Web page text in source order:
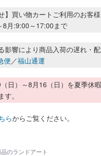
】買い物カートご利用のお客
8月:9:00～17:00まで
影響により商品入荷の遅れ・
便／福山通運
日）～8月16（日）を夏季休
。
らからご覧ください。
のランドアート